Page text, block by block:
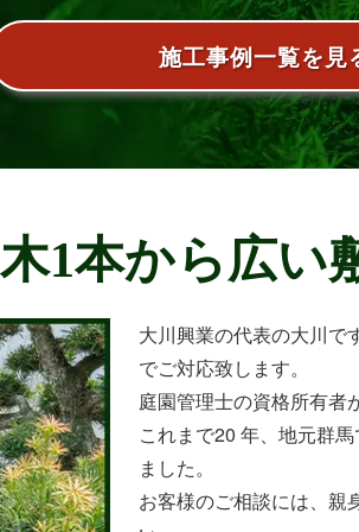
施工事例一覧を見
1本から広い
大川興業の代表の大川で
でご対応致します。
庭園管理士の資格所有者
これまで20 年、地元群
ました。
お客様のご相談には、親